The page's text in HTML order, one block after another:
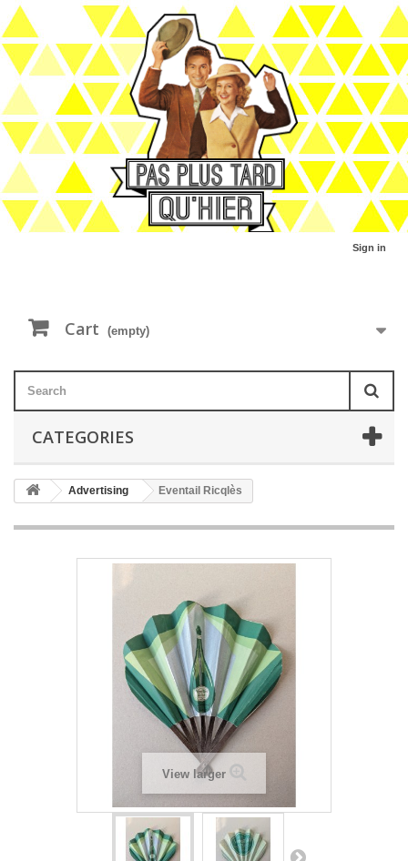
Sign in
Cart (empty)
CATEGORIES
Advertising Eventail Ricqlès
View larger